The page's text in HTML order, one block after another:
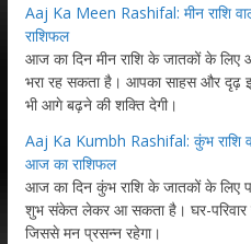
Aaj Ka Meen Rashifal: मीन राशि
राशिफल
आज का दिन मीन राशि के जातकों के
भरा रह सकता है। आपका साहस और दृढ़
भी आगे बढ़ने की शक्ति देगी।
Aaj Ka Kumbh Rashifal: कुंभ राशि
आज का राशिफल
आज का दिन कुंभ राशि के जातकों के लिए
शुभ संकेत लेकर आ सकता है। घर-
जिससे मन प्रसन्न रहेगा।